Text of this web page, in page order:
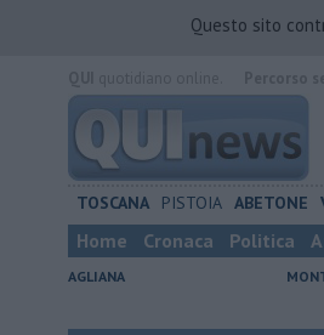
Questo sito
TOSCANA PISTOIA ABETONE
Home Cronaca Politica
AGLIANA